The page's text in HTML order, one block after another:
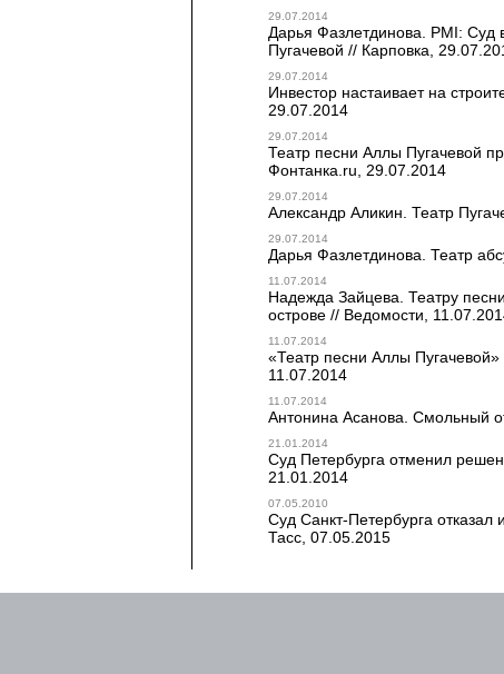
29.07.2014
Дарья Фазлетдинова. PMI: Суд
Пугачевой // Карповка,
29.07.2014
Инвестор настаивает на
29.07.2014
29.07.2014
Театр песни Аллы Пугачевой
Фонтанка.ru, 29.07.2014
29.07.2014
Александр Аликин. Театр
29.07.2014
Дарья Фазлетдинова. Театр
11.07.2014
Надежда Зайцева. Театру
острове // Ведомости,
11.07.2014
«Театр песни Аллы
11.07.2014
11.07.2014
Антонина Асанова. Смольный
21.01.2014
Суд Петербурга отменил
21.01.2014
07.05.2010
Суд Санкт-Петербурга отказал
Тасс, 07.05.2015